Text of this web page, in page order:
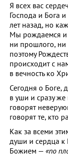
Я всех вас
Господа и Бога
лет назад, но
Мы рождаемся и
ни прошлого, ни
поэтому
происходит с
в вечность ко
Сегодня о Боге,
в уши и сразу
говорят
говорят те, кто
Как за всеми
души и сердца к
Божием — «по